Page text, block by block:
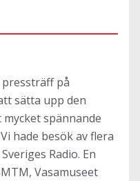
pressträff på
sätta upp den
spännande
hade besök av flera
Radio. En
Vasamuseet